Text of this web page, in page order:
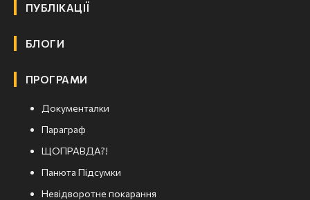
ПУБЛІКАЦІЇ
БЛОГИ
ПРОГРАМИ
Документалки
Параграф
ЩОПРАВДА?!
Панюта Підсумки
Невідворотне покарання